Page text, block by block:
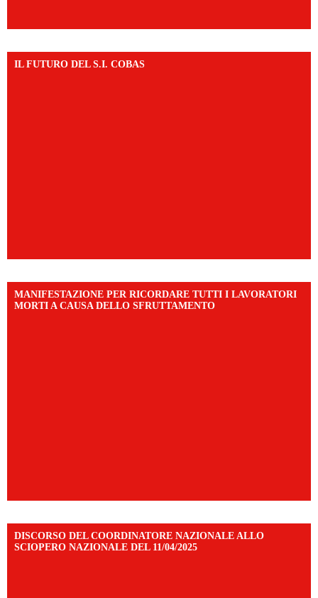
IL FUTURO DEL S.I. COBAS
MANIFESTAZIONE PER RICORDARE TUTTI I LAVORATORI
MORTI A CAUSA DELLO SFRUTTAMENTO
DISCORSO DEL COORDINATORE NAZIONALE ALLO
SCIOPERO NAZIONALE DEL 11/04/2025